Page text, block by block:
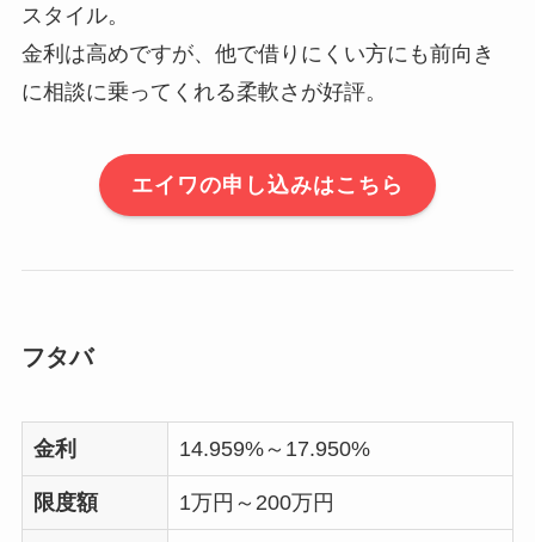
スタイル。
金利は高めですが、他で借りにくい方にも前向き
に相談に乗ってくれる柔軟さが好評。
エイワの申し込みはこちら
フタバ
金利 14.959%～17.950%
限度額 1万円～200万円